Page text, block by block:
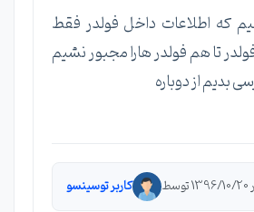
که اطلاعات داخل فولدر فقط
تا هم فولدر هارا مجبور نشیم
بدیم از دوباره
کاربر توسینسو